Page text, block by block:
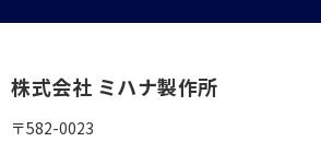
株式会社 ミハナ製作所
〒582-0023